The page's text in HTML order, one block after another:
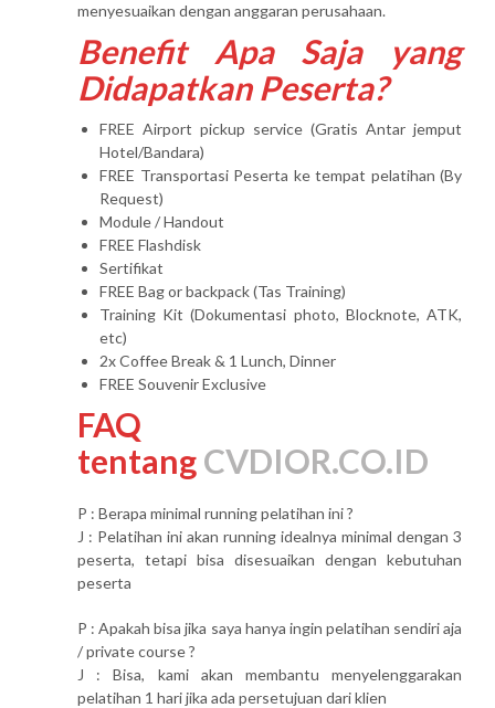
menyesuaikan dengan anggaran perusahaan.
Benefit Apa Saja yang
Didapatkan Peserta?
FREE Airport pickup service (Gratis Antar jemput
Hotel/Bandara)
FREE Transportasi Peserta ke tempat pelatihan (By
Request)
Module / Handout
FREE Flashdisk
Sertifikat
FREE Bag or backpack (Tas Training)
Training Kit (Dokumentasi photo, Blocknote, ATK,
etc)
2x Coffee Break & 1 Lunch, Dinner
FREE Souvenir Exclusive
FAQ
tentangCVDIOR.CO.ID
P : Berapa minimal running pelatihan ini ?
J : Pelatihan ini akan running idealnya minimal dengan 3
peserta, tetapi bisa disesuaikan dengan kebutuhan
peserta
P : Apakah bisa jika saya hanya ingin pelatihan sendiri aja
/ private course ?
J : Bisa, kami akan membantu menyelenggarakan
pelatihan 1 hari jika ada persetujuan dari klien